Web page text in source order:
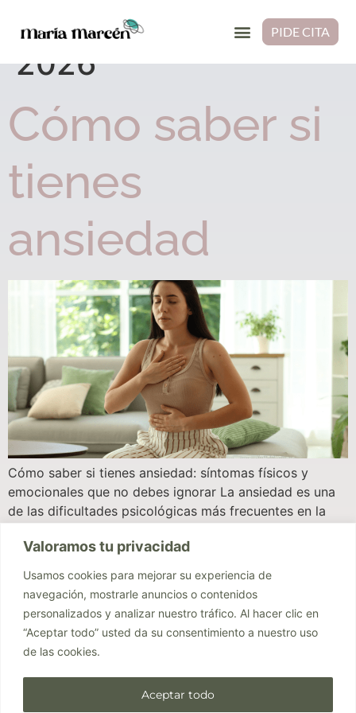
Valoramos tu privacidad
Usamos cookies para mejorar su experiencia de
navegación, mostrarle anuncios o contenidos
personalizados y analizar nuestro tráfico. Al hacer clic en
“Aceptar todo” usted da su consentimiento a nuestro uso
de las cookies.
Aceptar todo
PIDE CITA
Día:13 de mayo de
2026
Cómo saber si
tienes
ansiedad
Cómo saber si tienes ansiedad: síntomas físicos y
emocionales que no debes ignorar La ansiedad es una
de las dificultades psicológicas más frecuentes en la
ansiedad durante años sin saber exactamente lo que les
ocurre. De hecho, es muy común pensar que “solo es
estrés”, “ya se pasará” […]